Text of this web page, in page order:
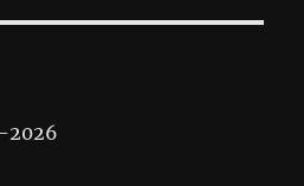
2026